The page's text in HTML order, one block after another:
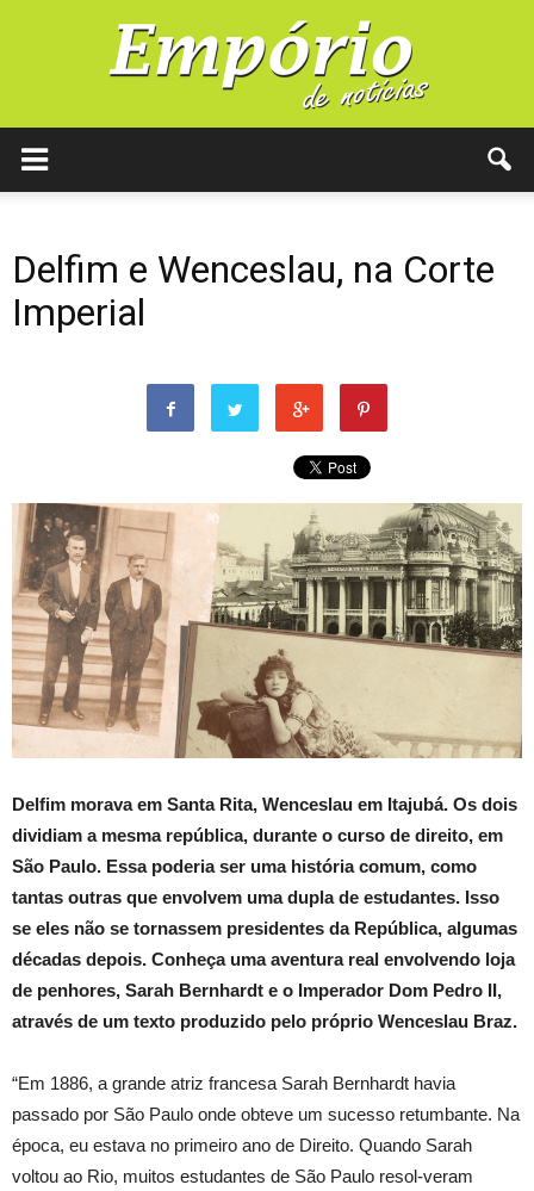
Delfim e Wenceslau, na Corte
Imperial
Delfim morava em Santa Rita, Wenceslau em Itajubá. Os dois
dividiam a mesma república, durante o curso de direito, em
São Paulo. Essa poderia ser uma história comum, como
tantas outras que envolvem uma dupla de estudantes. Isso
se eles não se tornassem presidentes da República, algumas
décadas depois. Conheça uma aventura real envolvendo loja
de penhores, Sarah Bernhardt e o Imperador Dom Pedro II,
através de um texto produzido pelo próprio Wenceslau Braz.
“Em 1886, a grande atriz francesa Sarah Bernhardt havia
passado por São Paulo onde obteve um sucesso retumbante. Na
época, eu estava no primeiro ano de Direito. Quando Sarah
voltou ao Rio, muitos estudantes de São Paulo resol-veram